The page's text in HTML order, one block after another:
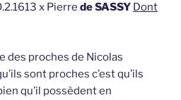
x Pierre de SASSY Dont
des proches de Nicolas
sont proches c’est qu’ils
qu’il possèdent en